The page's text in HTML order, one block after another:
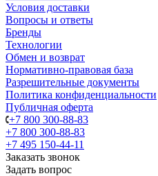
Условия доставки
Вопросы и ответы
Бренды
Технологии
Обмен и возврат
Нормативно-правовая база
Разрешительные документы
Политика конфиденциальности
Публичная оферта
+7 800 300-88-83
+7 800 300-88-83
+7 495 150-44-11
Заказать звонок
Задать вопрос